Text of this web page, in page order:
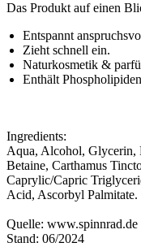
Das Produkt auf einen
Entspannt
Zieht schnell ein.
Naturkosmetik &
Enthält
Ingredients:
Aqua, Alcohol, Glycerin,
Betaine, Carthamus
Caprylic/Capric
Acid, Ascorbyl Palmitate.
Quelle: www.spinnrad.de
Stand: 06/2024